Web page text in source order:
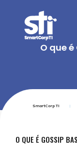
O que
SmartCorp TI
O QUE É GOSSIP